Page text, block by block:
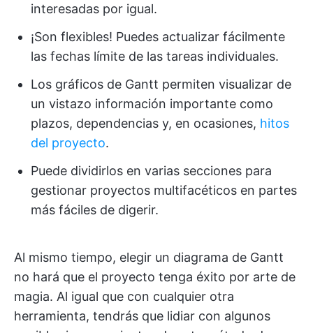
interesadas por igual.
¡Son flexibles! Puedes actualizar fácilmente
las fechas límite de las tareas individuales.
Los gráficos de Gantt permiten visualizar de
un vistazo información importante como
plazos, dependencias y, en ocasiones, hitos
del proyecto.
Puede dividirlos en varias secciones para
gestionar proyectos multifacéticos en partes
más fáciles de digerir.
Al mismo tiempo, elegir un diagrama de Gantt
no hará que el proyecto tenga éxito por arte de
magia. Al igual que con cualquier otra
herramienta, tendrás que lidiar con algunos